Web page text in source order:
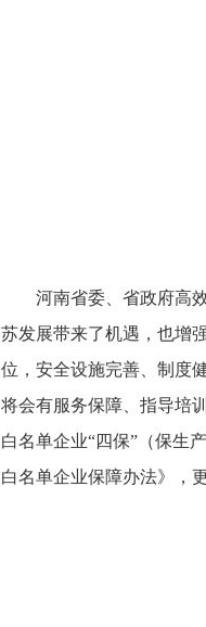
河南省委、省政府高效
苏发展带来了机遇，也增
位，安全设施完善、制度
将会有服务保障、指导培
白名单企业“四保”（保生
白名单企业保障办法》，